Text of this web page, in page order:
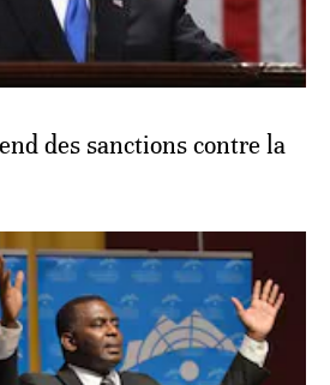
des sanctions contre la